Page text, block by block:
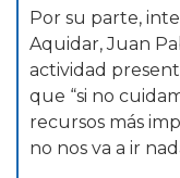
Por su parte,
Aquidar, Juan
actividad
que “si no
recursos más
no nos va a ir